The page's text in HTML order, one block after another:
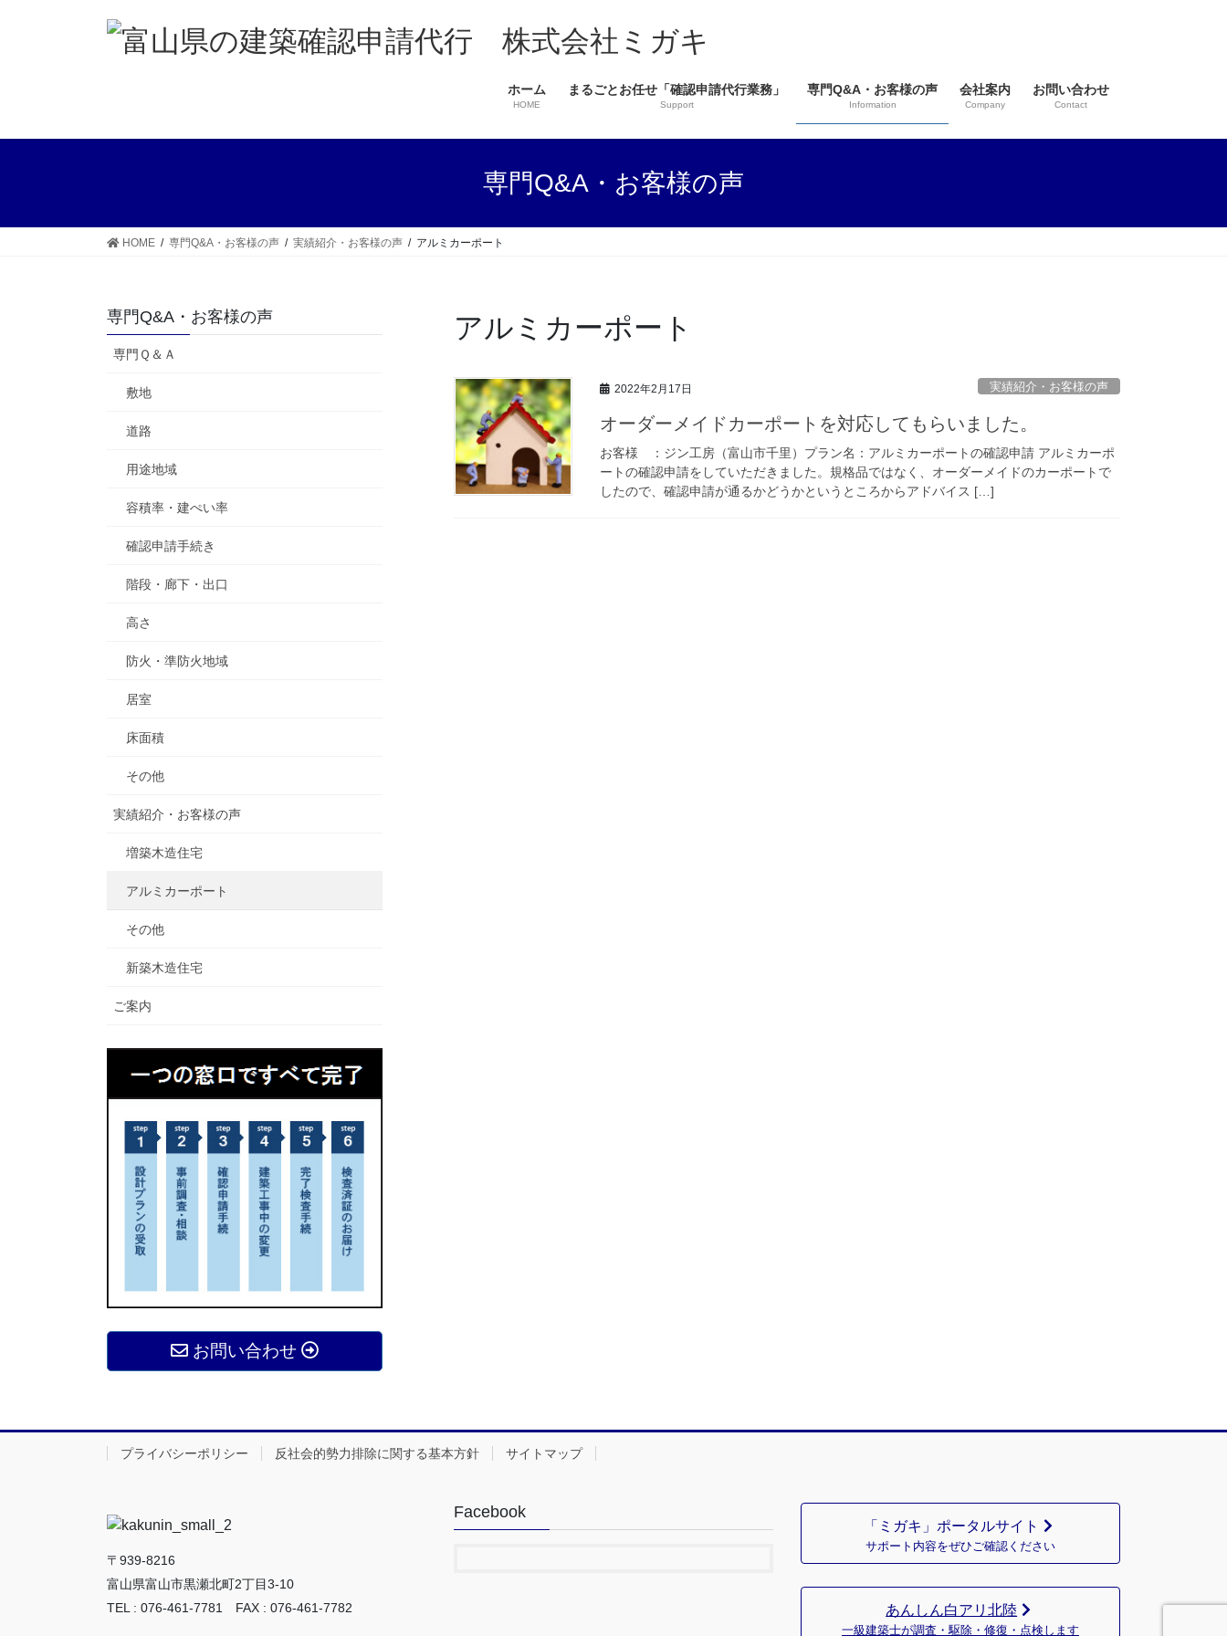
ス
ン
ホーム
HOME
まるごとお任せ「確認申請代行業務」
Support
専門Q&A・お客様の声
Information
会社案内
Company
お問い合わせ
Contact
専門Q&A・お客様の声
HOME 専門Q&A・お客様の声 実績紹介・お客様の声 アルミカーポート
アルミカーポート
2022年2月17日 実績紹介・お客様の声
オーダーメイドカーポートを対応してもらいました。
お客様 ：ジン工房（富山市千里）プラン名：アルミカーポートの確認申請 アルミカーポ
ートの確認申請をしていただきました。規格品ではなく、オーダーメイドのカーポートで
したので、確認申請が通るかどうかというところからアドバイス […]
専門Q&A・お客様の声
専門Ｑ＆Ａ
敷地
道路
用途地域
容積率・建ぺい率
確認申請手続き
階段・廊下・出口
高さ
防火・準防火地域
居室
床面積
その他
実績紹介・お客様の声
増築木造住宅
アルミカーポート
その他
新築木造住宅
ご案内
お問い合わせ
プライバシーポリシー 反社会的勢力排除に関する基本方針 サイトマップ
〒939-8216
富山県富山市黒瀬北町2丁目3-10
TEL : 076-461-7781 FAX : 076-461-7782
Facebook
「ミガキ」ポータルサイト
サポート内容をぜひご確認ください
あんしん白アリ北陸
一級建築士が調査・駆除・修復・点検します